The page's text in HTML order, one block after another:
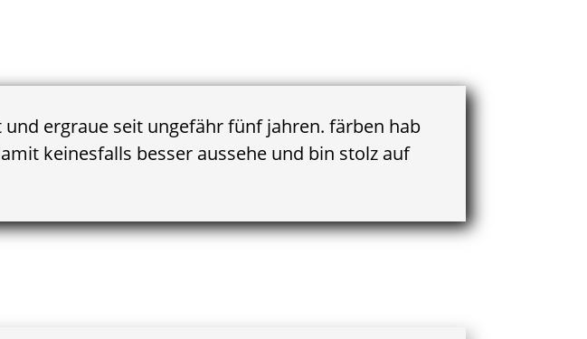
ergraue seit ungefähr fünf jahren. färben hab
keinesfalls besser aussehe und bin stolz auf